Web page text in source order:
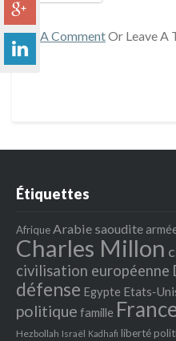
Post A CommentOr Leave A
Étiquettes
AfriqueArabie saoudite
Charles Millon
civilisation européenne
défense Egypte
politique famille
Hezbollah Israël Kadhafi liberté